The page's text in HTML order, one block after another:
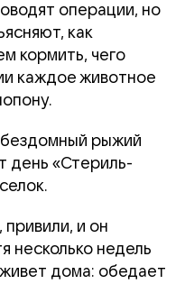
операции, но
как
кормить, чего
каждое животное
рыжий
день «Стериль-
и он
несколько недель
дома: обедает